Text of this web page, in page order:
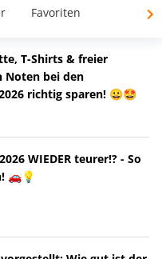
Favoriten
T-Shirts & freier
bei den
richtig sparen! 😀🤩
WIEDER teurer!? - So
🚗💡